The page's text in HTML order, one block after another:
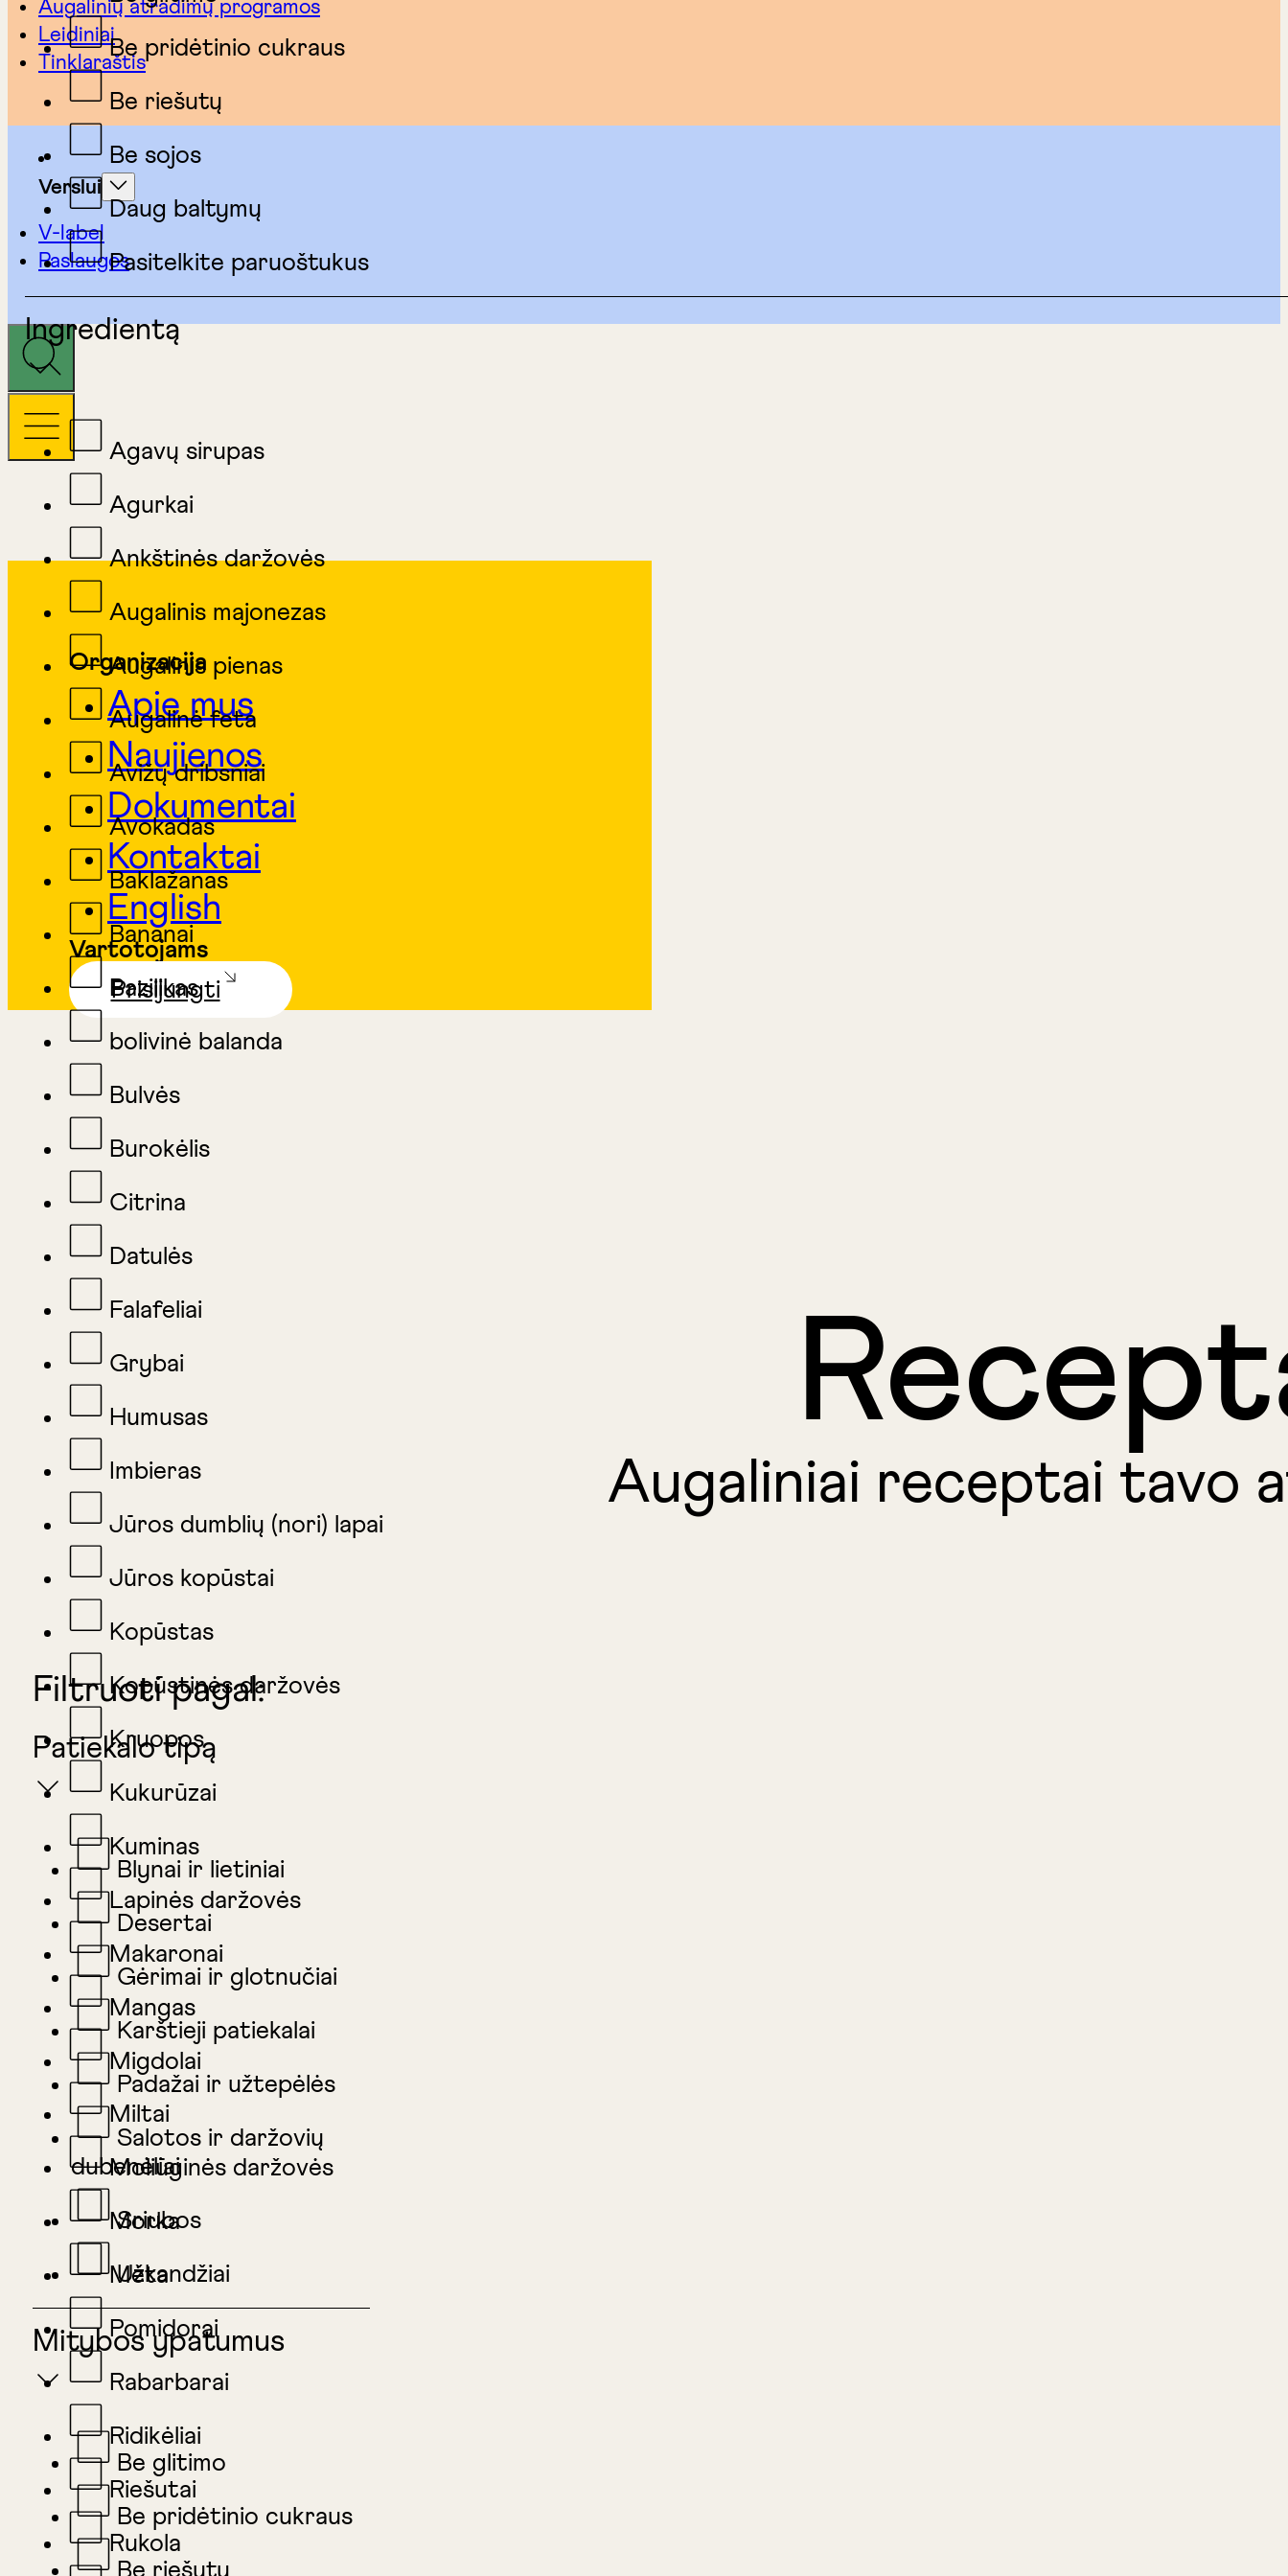
Augalinių atradimų programos
Leidiniai
Tinklaraštis
Verslui
V-label
Paslaugos
Organizacija
Apie mus
Naujienos
Dokumentai
Kontaktai
English
Vartotojams
Prisijungti
Augaliniai receptai tavo
Filtruoti pagal:
Patiekalo tipą
Blynai ir lietiniai
Desertai
Gėrimai ir glotnučiai
Karštieji patiekalai
Padažai ir užtepėlės
Salotos ir daržovių
dubenėliai
Sriubos
Užkandžiai
Mitybos ypatumus
Be glitimo
Be pridėtinio cukraus
Be pridėtinio cukraus
Be riešutų
Be sojos
Daug baltymų
Pasitelkite paruoštukus
Ingredientą
Agavų sirupas
Agurkai
Ankštinės daržovės
Augalinis majonezas
Augalinis pienas
Augalinė feta
Avižų dribsniai
Avokadas
Baklažanas
Bananai
Bazilikas
bolivinė balanda
Bulvės
Burokėlis
Citrina
Datulės
Falafeliai
Grybai
Humusas
Imbieras
Jūros dumblių (nori) lapai
Jūros kopūstai
Kopūstas
Kopūstinės daržovės
Kruopos
Kukurūzai
Kuminas
Lapinės daržovės
Makaronai
Mangas
Migdolai
Miltai
Moliūginės daržovės
Morka
Mėta
Pomidorai
Rabarbarai
Ridikėliai
Riešutai
Rukola